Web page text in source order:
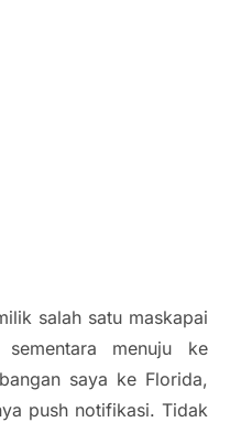
salah satu maskapai
sementara menuju ke
saya ke Florida,
push notifikasi. Tidak